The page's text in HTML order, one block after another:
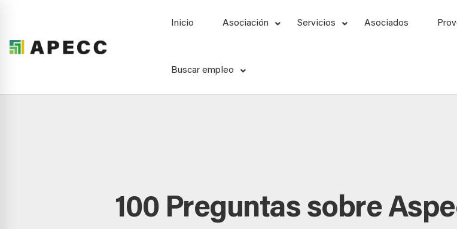
Inicio Asociación Servicios Asociados
Buscar empleo
100 Preguntas sobre